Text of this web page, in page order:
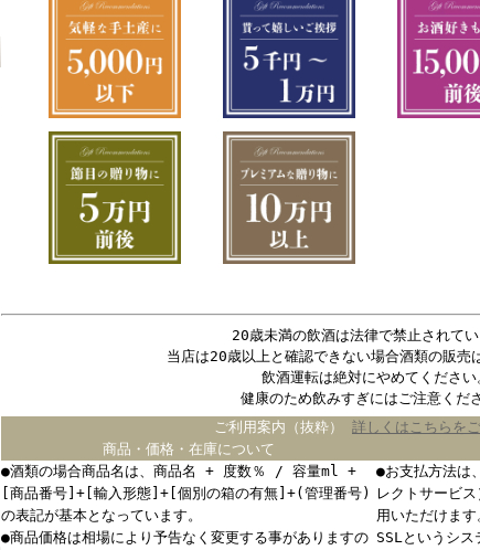
20歳未満の飲酒は法律で禁止されて
当店は20歳以上と確認できない場合酒類の販売
飲酒運転は絶対にやめてください
健康のため飲みすぎにはご注意くだ
ご利用案内（抜粋） 詳しくはこちらを
商品・価格・在庫について
●酒類の場合商品名は、商品名 + 度数％ / 容量ml +
[商品番号]+[輸入形態]+[個別の箱の有無]+(管理番号)
の表記が基本となっています。
●商品価格は相場により予告なく変更する事がありますの
●お支払方法は
レクトサービ
用いただけま
SSLというシ